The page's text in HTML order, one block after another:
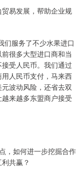
易发展，帮助企业规
服务了不少水果进口
很多大型进口商和当
受人民币。我们通过
人民币支付，马来西
波动风险，还省去双
来越多东盟商户接受
如何进一步挖掘合作
共赢？